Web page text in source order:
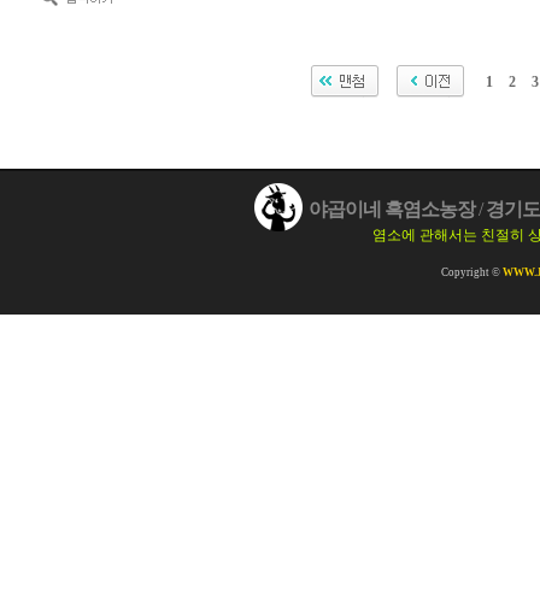
1 2 3
야곱이네 흑염소농장/경기
염소에 관해서는 친절히
Copyright ©